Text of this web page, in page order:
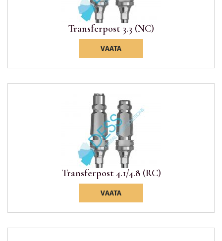
Transferpost 3.3 (NC)
VAATA
Transferpost 4.1/4.8 (RC)
VAATA